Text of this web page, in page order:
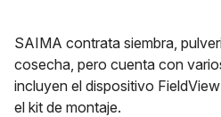
SAIMA contrata siembra,
cosecha, pero cuenta con
incluyen el dispositivo
el kit de montaje.